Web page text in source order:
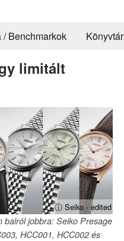
/ Benchmarkok Könyvtár
limitált
ⓘ Seiko - edited
balról jobbra: Seiko Presage
HCC001, HCC002 és